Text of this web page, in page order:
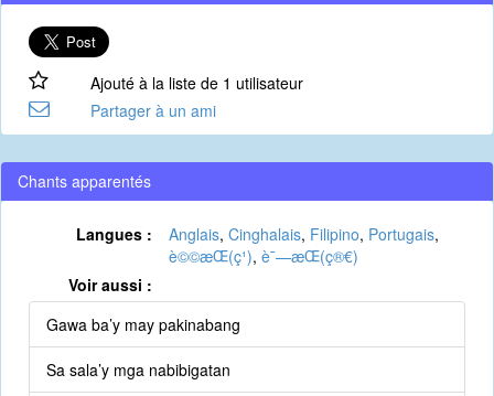
Ajouté à la liste de 1 utilisateur
Partager à un ami
Chants apparentés
Langues : Anglais, Cinghalais, Filipino, Portugais,
è©©æ­Œ(ç¹), è¯—æ­Œ(ç®€)
Voir aussi :
Gawa ba’y may pakinabang
Sa sala’y mga nabibigatan